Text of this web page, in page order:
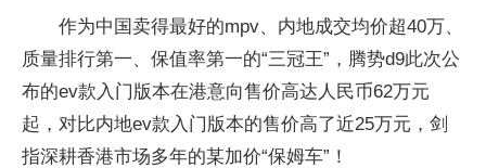
作为中国卖得最好的mpv、内地成交均价超40万、
质量排行第一、保值率第一的“三冠王”，腾势d9此次公
布的ev款入门版本在港意向售价高达人民币62万元
起，对比内地ev款入门版本的售价高了近25万元，剑
指深耕香港市场多年的某加价“保姆车”！